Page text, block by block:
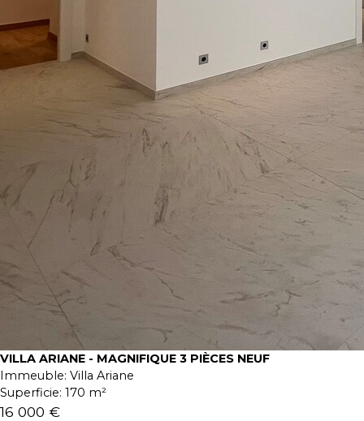
VILLA ARIANE - MAGNIFIQUE 3 PIÈCES NEUF
Immeuble: Villa Ariane
Superficie: 170 m²
16 000 €